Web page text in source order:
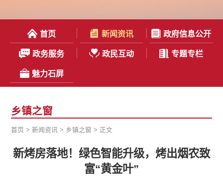
首页 新闻资讯 政府信息公开
政务服务 政民互动 专题专栏
魅力石屏
乡镇之窗
首页 >新闻资讯 > 乡镇之窗 > 正文
新烤房落地！绿色智能升级，烤出烟农致
富“黄金叶”